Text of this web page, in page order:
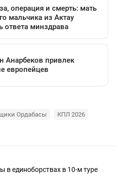
Ордабасы
КПЛ 2026
в единоборствах в 10-м туре